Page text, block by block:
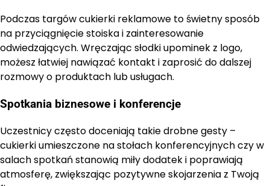
Podczas targów cukierki reklamowe to świetny sposób
na przyciągnięcie stoiska i zainteresowanie
odwiedzających. Wręczając słodki upominek z logo,
możesz łatwiej nawiązać kontakt i zaprosić do dalszej
rozmowy o produktach lub usługach.
Spotkania biznesowe i konferencje
Uczestnicy często doceniają takie drobne gesty –
cukierki umieszczone na stołach konferencyjnych czy w
salach spotkań stanowią miły dodatek i poprawiają
atmosferę, zwiększając pozytywne skojarzenia z Twoją